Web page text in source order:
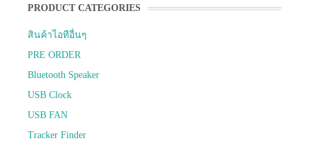
PRODUCT CATEGORIES
สินค้าไอทีอื่นๆ
PRE ORDER
Bluetooth Speaker
USB Clock
USB FAN
Tracker Finder